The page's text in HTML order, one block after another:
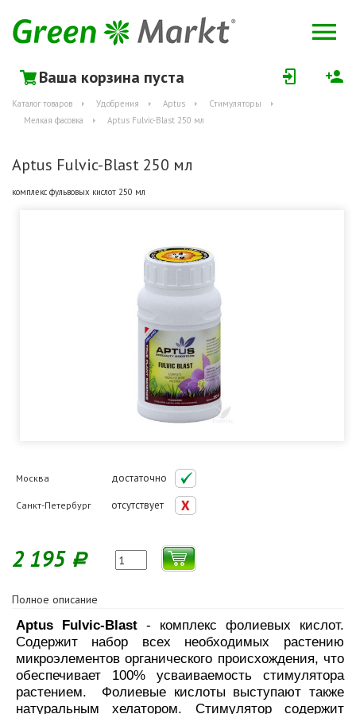
Ваша корзина пуста
Каталог товаров Удобрения Aptus
Стимуляторы
Мелкая фасовка
Aptus Fulvic-Blast 250 мл
Aptus Fulvic-Blast 250 мл
комплекс фульвовых кислот 250 мл
Москва достаточно
Санкт-Петербург отсутствует
2 195 Р
Полное описание
Aptus Fulvic-Blast - комплекс фолиевых кислот.
Содержит набор всех необходимых растению
микроэлементов органического происхождения, что
обеспечивает 100% усваиваемость стимулятора
растением. Фолиевые кислоты выступают также
натуральным хелатором. Стимулятор содержит